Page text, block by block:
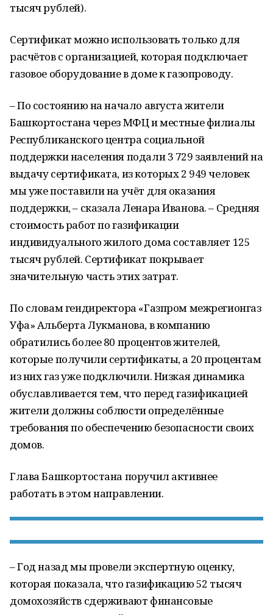
тысяч рублей).
Сертификат можно использовать только для
расчётов с организацией, которая подключает
газовое оборудование в доме к газопроводу.
– По состоянию на начало августа жители
Башкортостана через МФЦ и местные филиалы
Республиканского центра социальной
поддержки населения подали 3 729 заявлений на
выдачу сертификата, из которых 2 949 человек
мы уже поставили на учёт для оказания
поддержки, – сказала Ленара Иванова. – Средняя
стоимость работ по газификации
индивидуального жилого дома составляет 125
тысяч рублей. Сертификат покрывает
значительную часть этих затрат.
По словам гендиректора «Газпром межрегионгаз
Уфа» Альберта Лукманова, в компанию
обратились более 80 процентов жителей,
которые получили сертификаты, а 20 процентам
из них газ уже подключили. Низкая динамика
обуславливается тем, что перед газификацией
жители должны соблюсти определённые
требования по обеспечению безопасности своих
домов.
Глава Башкортостана поручил активнее
работать в этом направлении.
– Год назад мы провели экспертную оценку,
которая показала, что газификацию 52 тысяч
домохозяйств сдерживают финансовые